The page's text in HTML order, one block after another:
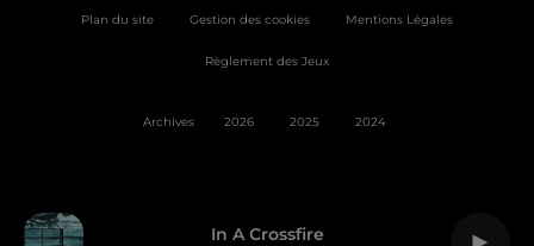
In A Crossfire
Plan du site Gestion des cookies Mentions Légales
Règlement des Jeux
Archives 2026 2025 2024